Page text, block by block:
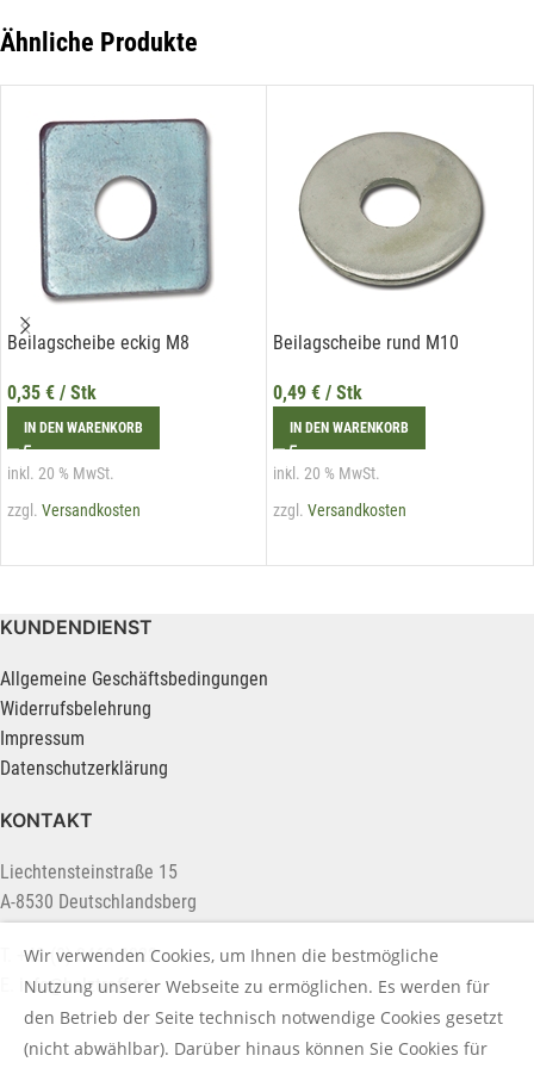
Ähnliche Produkte
Beilagscheibe eckig M8
0,35 € / Stk
IN DEN WARENKORB
inkl. 20 % MwSt.
zzgl. Versandkosten
Beilagscheibe rund M10
0,49 € / Stk
IN DEN WARENKORB
inkl. 20 % MwSt.
zzgl. Versandkosten
KUNDENDIENST
Allgemeine Geschäftsbedingungen
Widerrufsbelehrung
Impressum
Datenschutzerklärung
KONTAKT
Liechtensteinstraße 15
A-8530 Deutschlandsberg
T. +43 (0) 3462 2222
info@holztreff.at
Wir verwenden Cookies, um Ihnen die bestmögliche
Nutzung unserer Webseite zu ermöglichen. Es werden für
den Betrieb der Seite technisch notwendige Cookies gesetzt
(nicht abwählbar). Darüber hinaus können Sie Cookies für